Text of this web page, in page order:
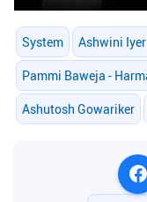
System Ashwini
Pammi Baweja -
Ashutosh Gowariker